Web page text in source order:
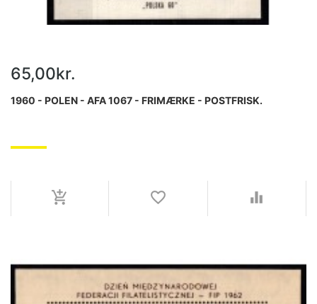
65,00kr.
1960 - POLEN - AFA 1067 - FRIMÆRKE - POSTFRISK.